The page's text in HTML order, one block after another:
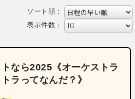
ソート順：
表示件数：
なら2025《オーケストラ
ラってなんだ？》